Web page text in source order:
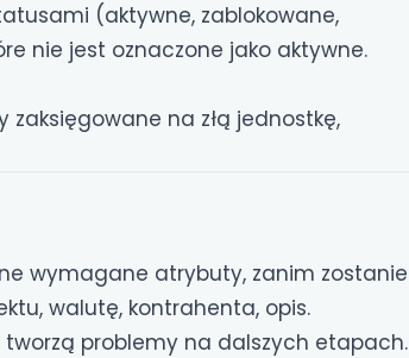
(aktywne, zablokowane,
nie jest oznaczone jako aktywne.
zaksięgowane na złą jednostkę,
wymagane atrybuty, zanim zostanie
walutę, kontrahenta, opis.
problemy na dalszych etapach.